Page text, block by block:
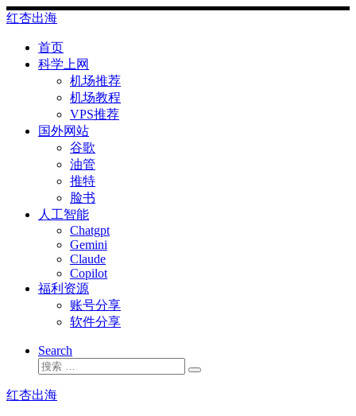
Skip
to
content
红杏出海
首页
科学上网
机场推荐
机场教程
VPS推荐
国外网站
谷歌
油管
推特
脸书
人工智能
Chatgpt
‎Gemini
Claude
Copilot
福利资源
账号分享
软件分享
Search
搜
搜
红杏出海